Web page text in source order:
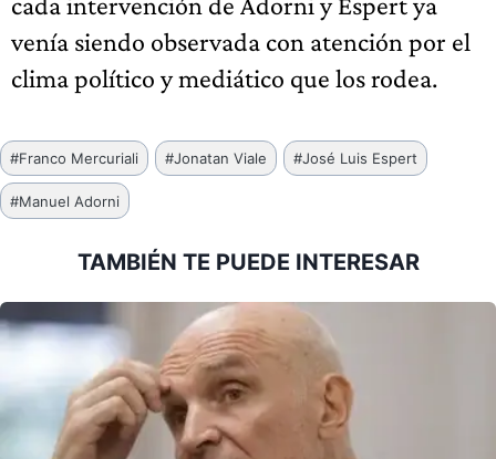
venía siendo observada con atención por el
clima político y mediático que los rodea.
Etiquetas
de
la
#Franco Mercuriali #Jonatan Viale #José Luis Espert
#Manuel Adorni
TAMBIÉN TE PUEDE INTERESAR